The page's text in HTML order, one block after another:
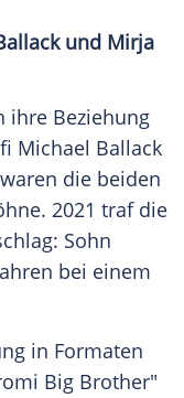
und Mirja
ihre Beziehung
Michael Ballack
die beiden
2021 traf die
Sohn
bei einem
in Formaten
Big Brother"